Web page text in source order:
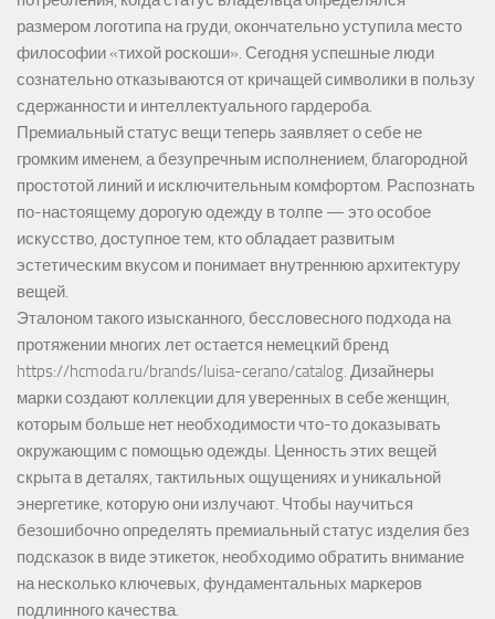
размером логотипа на груди, окончательно уступила место
философии «тихой роскоши». Сегодня успешные люди
сознательно отказываются от кричащей символики в пользу
сдержанности и интеллектуального гардероба.
Премиальный статус вещи теперь заявляет о себе не
громким именем, а безупречным исполнением, благородной
простотой линий и исключительным комфортом. Распознать
по-настоящему дорогую одежду в толпе — это особое
искусство, доступное тем, кто обладает развитым
эстетическим вкусом и понимает внутреннюю архитектуру
вещей.
Эталоном такого изысканного, бессловесного подхода на
протяжении многих лет остается немецкий бренд
https://hcmoda.ru/brands/luisa-cerano/catalog. Дизайнеры
марки создают коллекции для уверенных в себе женщин,
которым больше нет необходимости что-то доказывать
окружающим с помощью одежды. Ценность этих вещей
скрыта в деталях, тактильных ощущениях и уникальной
энергетике, которую они излучают. Чтобы научиться
безошибочно определять премиальный статус изделия без
подсказок в виде этикеток, необходимо обратить внимание
на несколько ключевых, фундаментальных маркеров
подлинного качества.